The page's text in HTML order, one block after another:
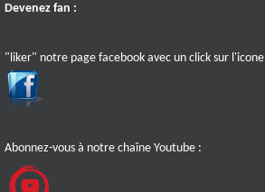
Devenez fan :
"liker" notre page facebook avec un click sur l'icone
Abonnez-vous à notre chaîne Youtube :